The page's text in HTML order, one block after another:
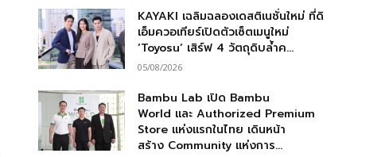
KAYAKI เฉลิมฉลองเดสติเนชั่นใหม่ ที่ดิ
เอ็มควอเทียร์เปิดตัวเซ็ตเมนูใหม่
‘Toyosu’ เสิร์ฟ 4 วัตถุดิบล้ำค...
05/08/2026
Bambu Lab เปิด Bambu
World และ Authorized Premium
Store แห่งแรกในไทย เดินหน้า
สร้าง Community แห่งการ...